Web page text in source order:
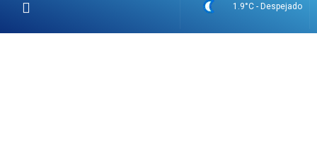
1.9°C - Despejado